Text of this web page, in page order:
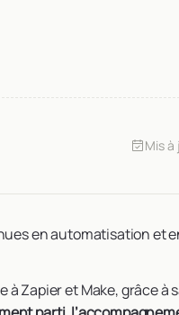
Mis à
en automatisation et
Zapier et Make, grâce à